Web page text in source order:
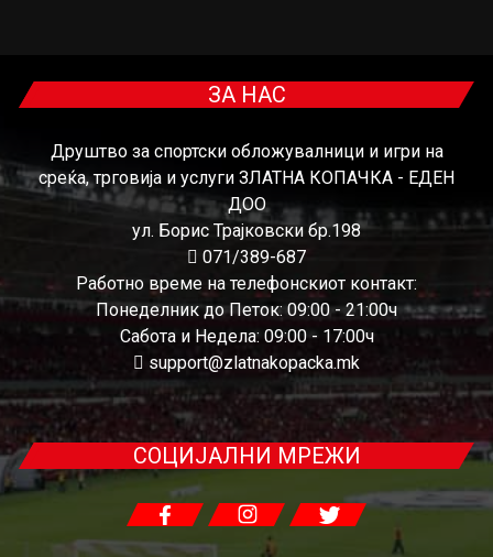
ЗА НАС
Друштво за спортски обложувалници и игри на
среќа, трговија и услуги ЗЛАТНА КОПАЧКА - ЕДЕН
ДОО
ул. Борис Трајковски бр.198
071/389-687
Работно време на телефонскиот контакт:
Понеделник до Петок: 09:00 - 21:00ч
Сабота и Недела: 09:00 - 17:00ч
support@zlatnakopacka.mk
СОЦИЈАЛНИ МРЕЖИ